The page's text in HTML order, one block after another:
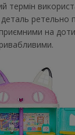
термін
деталь
на